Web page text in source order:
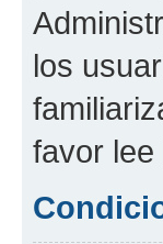
los
favor